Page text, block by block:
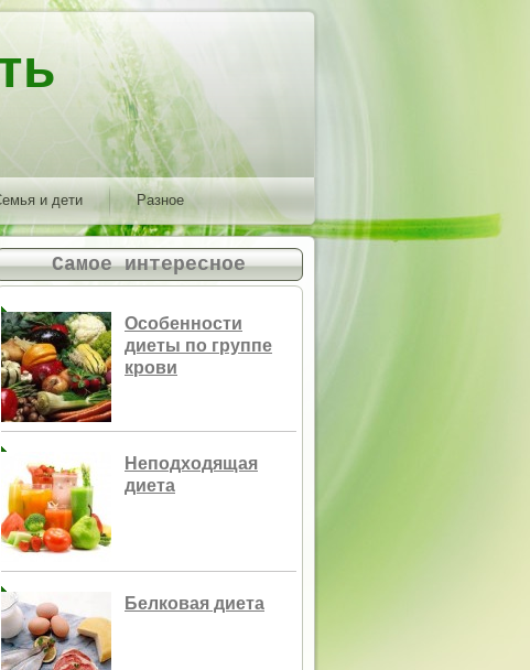
и дети Разное
Самое интересное
Особенности
диеты по группе
крови
Неподходящая
диета
Белковая диета